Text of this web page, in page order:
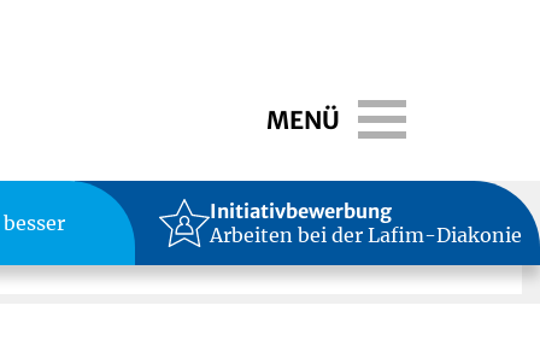
MENÜ Toggle
Initiativbewerbung
Arbeiten bei der Lafim-Diakonie